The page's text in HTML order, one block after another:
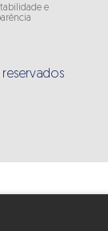
e